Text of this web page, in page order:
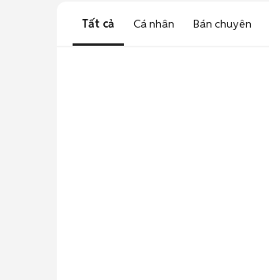
Tất cả Cá nhân Bán chuyên